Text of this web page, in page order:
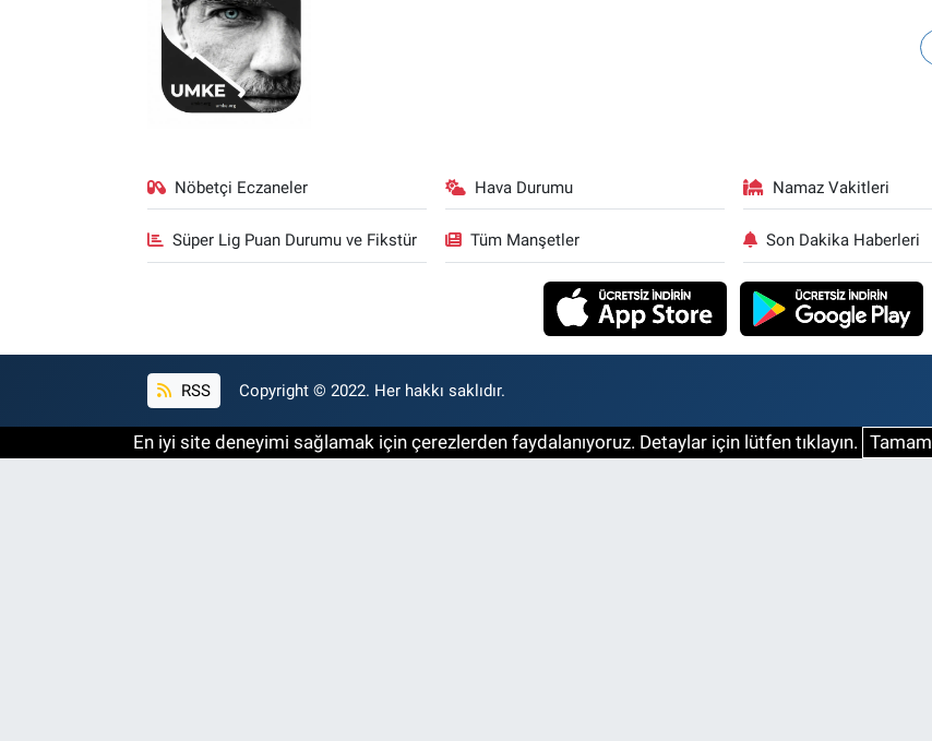
Nöbetçi Eczaneler Hava Durumu Namaz Vakitleri
Süper Lig Puan Durumu ve Fikstür Tüm Manşetler Son Dakika Haberleri
RSS Copyright © 2022. Her hakkı saklıdır.
En iyi site deneyimi sağlamak için çerezlerden faydalanıyoruz. Detaylar için lütfen tıklayın. Tamam